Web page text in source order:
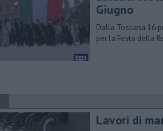
Giugno
Dalla Toscana 16
per la Festa della
Lavori di